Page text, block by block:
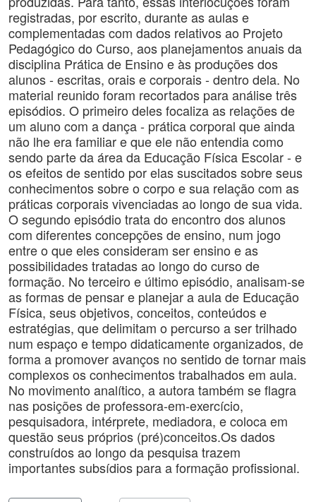
registradas, por escrito, durante as aulas e
complementadas com dados relativos ao Projeto
Pedagógico do Curso, aos planejamentos anuais da
disciplina Prática de Ensino e às produções dos
alunos - escritas, orais e corporais - dentro dela. No
material reunido foram recortados para análise três
episódios. O primeiro deles focaliza as relações de
um aluno com a dança - prática corporal que ainda
não lhe era familiar e que ele não entendia como
sendo parte da área da Educação Física Escolar - e
os efeitos de sentido por elas suscitados sobre seus
conhecimentos sobre o corpo e sua relação com as
práticas corporais vivenciadas ao longo de sua vida.
O segundo episódio trata do encontro dos alunos
com diferentes concepções de ensino, num jogo
entre o que eles consideram ser ensino e as
possibilidades tratadas ao longo do curso de
formação. No terceiro e último episódio, analisam-se
as formas de pensar e planejar a aula de Educação
Física, seus objetivos, conceitos, conteúdos e
estratégias, que delimitam o percurso a ser trilhado
num espaço e tempo didaticamente organizados, de
forma a promover avanços no sentido de tornar mais
complexos os conhecimentos trabalhados em aula.
No movimento analítico, a autora também se flagra
nas posições de professora-em-exercício,
pesquisadora, intérprete, mediadora, e coloca em
questão seus próprios (pré)conceitos.Os dados
construídos ao longo da pesquisa trazem
importantes subsídios para a formação profissional.